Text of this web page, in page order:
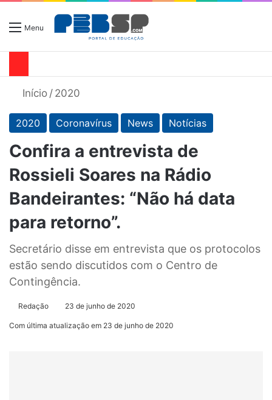
Menu
Início / 2020
2020 Coronavírus News Notícias
Confira a entrevista de
Rossieli Soares na Rádio
Bandeirantes: “Não há data
para retorno”.
Secretário disse em entrevista que os protocolos
estão sendo discutidos com o Centro de
Contingência.
Redação 23 de junho de 2020
Com última atualização em 23 de junho de 2020